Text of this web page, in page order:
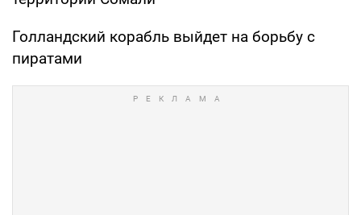
Голландский корабль выйдет на борьбу с
пиратами